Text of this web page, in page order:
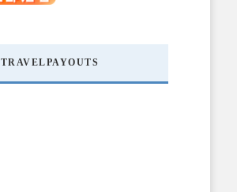
TRAVELPAYOUTS